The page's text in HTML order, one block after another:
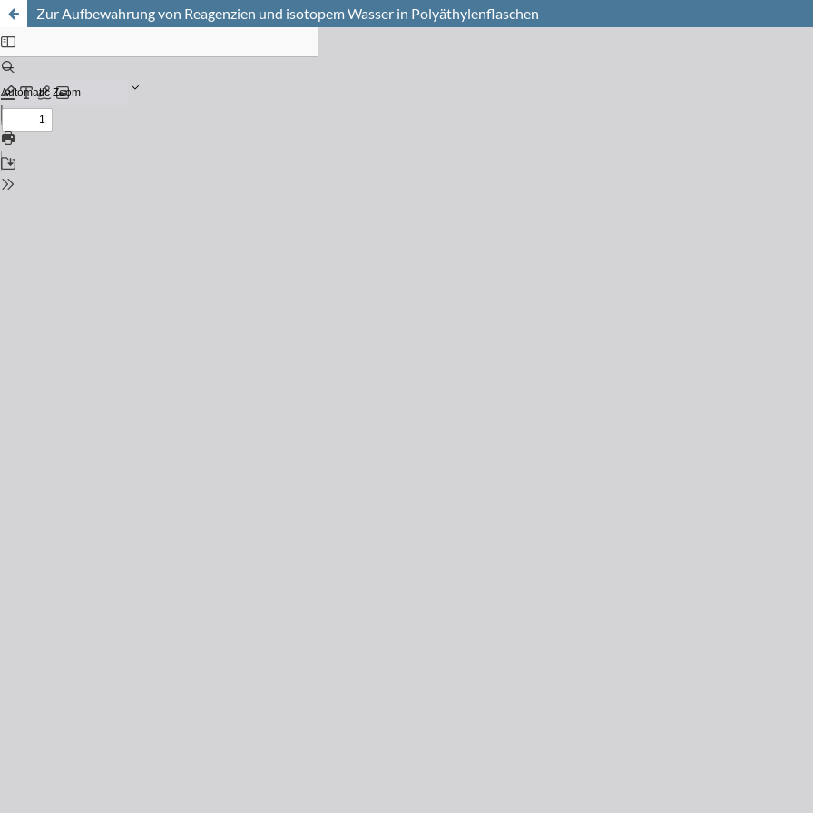
Zur Aufbewahrung von Reagenzien und isotopem Wasser in Polyäthylenflaschen